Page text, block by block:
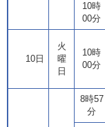
10時
00分
10日
火
曜
日
10時
00分
8時57
分